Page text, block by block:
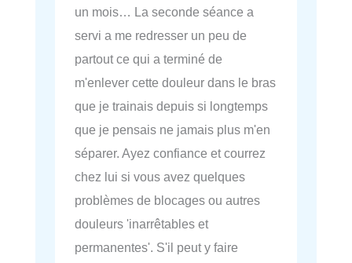
un mois… La seconde séance a
servi a me redresser un peu de
partout ce qui a terminé de
m'enlever cette douleur dans le bras
que je trainais depuis si longtemps
que je pensais ne jamais plus m'en
séparer. Ayez confiance et courrez
chez lui si vous avez quelques
problèmes de blocages ou autres
douleurs 'inarrêtables et
permanentes'. S'il peut y faire